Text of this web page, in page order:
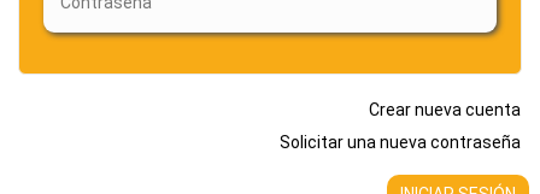
Crear nueva cuenta
Solicitar una nueva contraseña